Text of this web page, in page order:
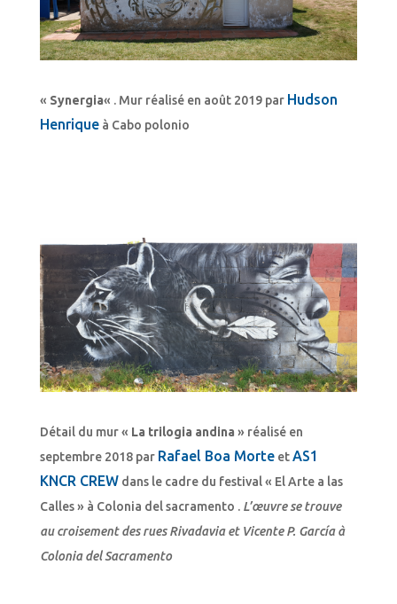
« Synergia« . Mur réalisé en août 2019 par Hudson
Henriqueà Cabo polonio
Détail du mur « La trilogia andina » réalisé en
septembre 2018 par Rafael Boa MorteetAS1
KNCR CREWdans le cadre du festival « El Arte a las
Calles » à Colonia del sacramento . L’œuvre se trouve
au croisement des rues Rivadavia et Vicente P. García à
Colonia del Sacramento